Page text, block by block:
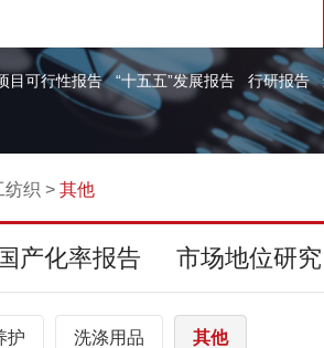
目可行性报告 “十五五”发展报告 行研报告
纺织 > 其他
国产化率报告 市场地位研究
护 洗涤用品 其他